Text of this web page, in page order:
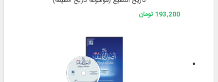
193,200 تومان